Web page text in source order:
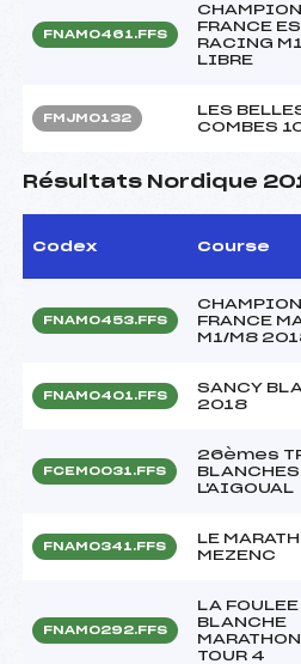
FNAM0461.FFS
FRANCE
RACING
LIBRE
FMJM0132
LES
COMBES
Résultats Nordique
Codex Course
FNAM0453.FFS
FRANCE
M1/M8
FNAM0401.FFS
SANCY
2018
FCEM0031.FFS
26èmes
BLANCHES
L'AIGOUAL
FNAM0341.FFS
LE
MEZENC
FNAM0292.FFS
LA FOULEE
BLANCHE
TOUR 4